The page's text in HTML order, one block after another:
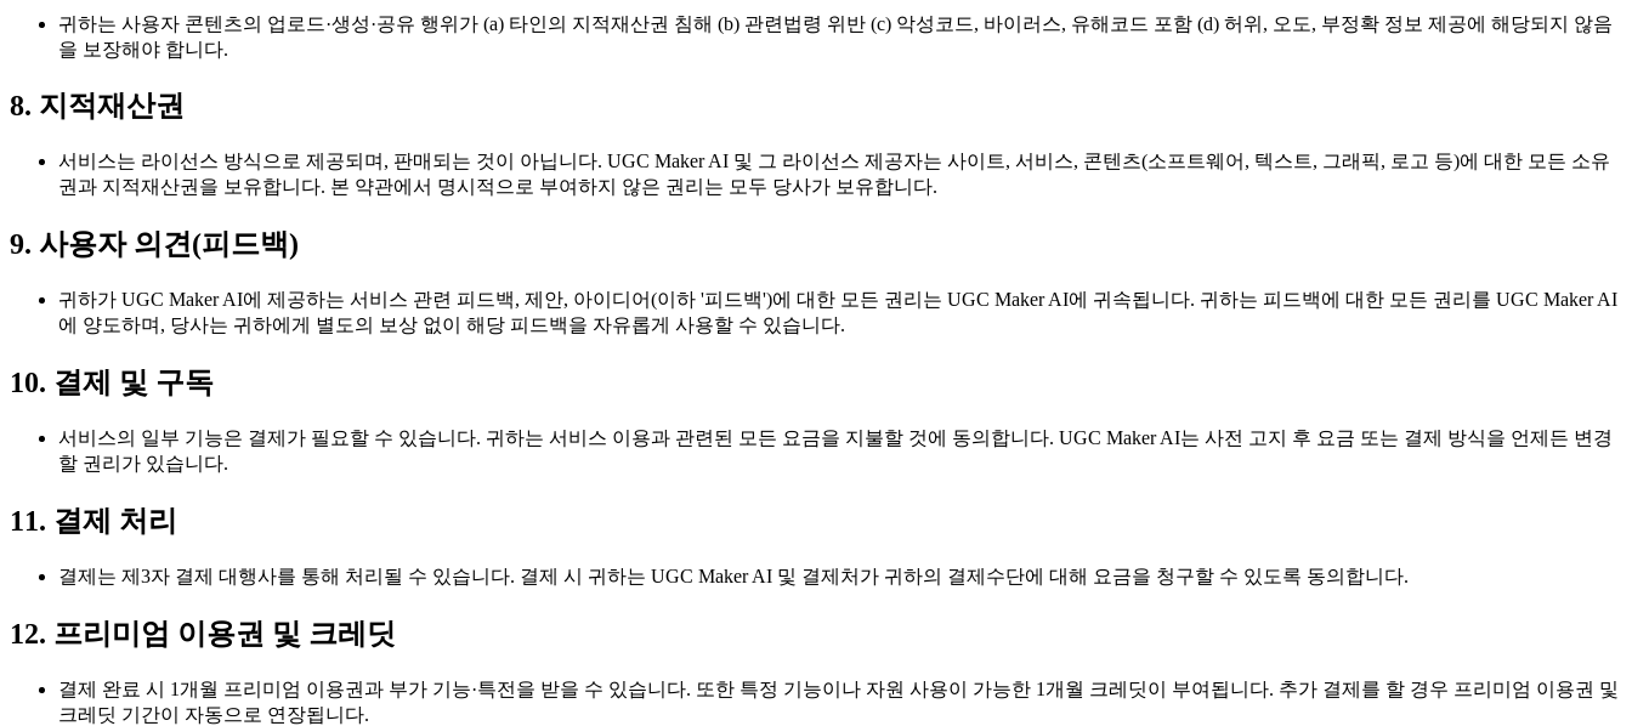
귀하는 사용자 콘텐츠의 업로드·생성·공유 행위가 (a) 타인의 지적재산권 침해 (b) 관련법령 위반 (c) 악성코드, 바이러스, 유해코드 포함 (d) 허위, 오도, 부정확 정보 제공에 해당되지 않음
을 보장해야 합니다.
8. 지적재산권
서비스는 라이선스 방식으로 제공되며, 판매되는 것이 아닙니다. UGC Maker AI 및 그 라이선스 제공자는 사이트, 서비스, 콘텐츠(소프트웨어, 텍스트, 그래픽, 로고 등)에 대한 모든 소유
권과 지적재산권을 보유합니다. 본 약관에서 명시적으로 부여하지 않은 권리는 모두 당사가 보유합니다.
9. 사용자 의견(피드백)
귀하가 UGC Maker AI에 제공하는 서비스 관련 피드백, 제안, 아이디어(이하 '피드백')에 대한 모든 권리는 UGC Maker AI에 귀속됩니다. 귀하는 피드백에 대한 모든 권리를 UGC Maker AI
에 양도하며, 당사는 귀하에게 별도의 보상 없이 해당 피드백을 자유롭게 사용할 수 있습니다.
10. 결제 및 구독
서비스의 일부 기능은 결제가 필요할 수 있습니다. 귀하는 서비스 이용과 관련된 모든 요금을 지불할 것에 동의합니다. UGC Maker AI는 사전 고지 후 요금 또는 결제 방식을 언제든 변경
할 권리가 있습니다.
11. 결제 처리
결제는 제3자 결제 대행사를 통해 처리될 수 있습니다. 결제 시 귀하는 UGC Maker AI 및 결제처가 귀하의 결제수단에 대해 요금을 청구할 수 있도록 동의합니다.
12. 프리미엄 이용권 및 크레딧
결제 완료 시 1개월 프리미엄 이용권과 부가 기능·특전을 받을 수 있습니다. 또한 특정 기능이나 자원 사용이 가능한 1개월 크레딧이 부여됩니다. 추가 결제를 할 경우 프리미엄 이용권 및
크레딧 기간이 자동으로 연장됩니다.